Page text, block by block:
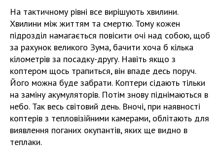
На тактичному рівні все вирішують хвилини.
Хвилини між життям та смертю. Тому кожен
підрозділ намагається повісити очі над собою, щоб
за рахунок великого Зума, бачити хоча б кілька
кілометрів за посадку-другу. Навіть якщо з
коптером щось трапиться, він впаде десь поруч.
Його можна буде забрати. Коптери сідають тільки
на заміну акумуляторів. Потім знову піднімаються в
небо. Так весь світовий день. Вночі, при наявності
коптерів з тепловізійними камерами, облітають для
виявлення поганих окупантів, яких ще видно в
теплаки.